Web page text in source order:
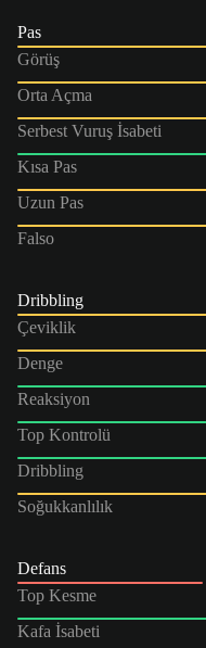
Pas
Görüş
Orta Açma
Serbest Vuruş İsabeti
Kısa Pas
Uzun Pas
Falso
Dribbling
Çeviklik
Denge
Reaksiyon
Top Kontrolü
Dribbling
Soğukkanlılık
Defans
Top Kesme
Kafa İsabeti